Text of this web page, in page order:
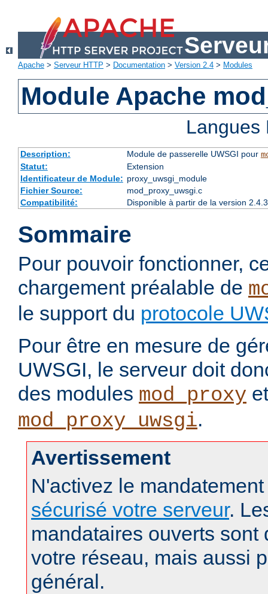
Apache > Serveur HTTP > Documentation > Version 2.4 > Modules
Module Apache
Description: Module de passerelle UWSGI pour
Statut:
Extension
Identificateur de Module: proxy_uwsgi_module
Fichier Source:
mod_proxy_uwsgi.c
Compatibilité:
Disponible à partir de la version
Sommaire
Pour pouvoir fonctionner,
chargement préalable de
le support du protocole
Pour être en mesure de
UWSGI, le serveur doit
des modules mod_proxy et
mod_proxy_uwsgi.
Avertissement
N'activez le
sécurisé votre serveur.
mandataires ouverts sont
votre réseau, mais aussi
général.